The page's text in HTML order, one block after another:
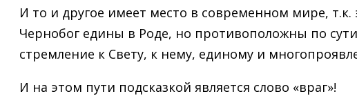
И то и другое имеет место в современном мире,
Чернобог едины в Роде, но противоположны по
стремление к Свету, к нему, единому и
И на этом пути подсказкой является слово «враг»!